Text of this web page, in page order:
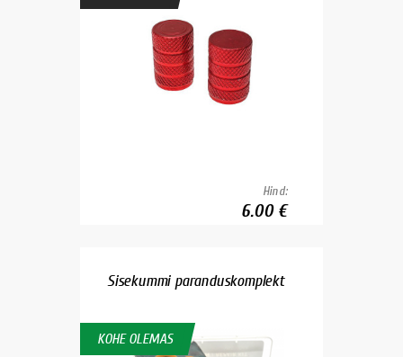
Hind:
6.00 €
Sisekummi paranduskomplekt
KOHE OLEMAS